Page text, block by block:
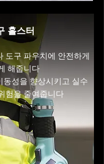
홀스터
도구 파우치에 안전하게
해줍니다
동성을 향상시키고 실수
험을 줄여줍니다